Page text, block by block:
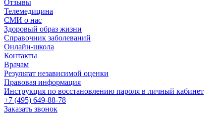
Отзывы
Телемедицина
СМИ о нас
Здоровый образ жизни
Справочник заболеваний
Онлайн-школа
Контакты
Врачам
Результат независимой оценки
Правовая информация
Инструкция по восстановлению пароля в личный кабинет
+7 (495) 649-88-78
Заказать звонок